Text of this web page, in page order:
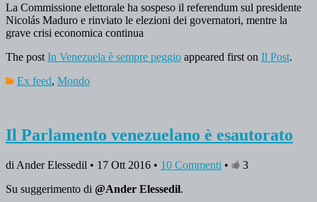
La Commissione elettorale ha sospeso il referendum sul presidente
Nicolás Maduro e rinviato le elezioni dei governatori, mentre la
grave crisi economica continua
The post In Venezuela è sempre peggio appeared first on Il Post.
Ex feed, Mondo
Il Parlamento venezuelano è esautorato
di Ander Elessedil • 17 Ott 2016 • 10 Commenti •
3
Su suggerimento di @Ander Elessedil.